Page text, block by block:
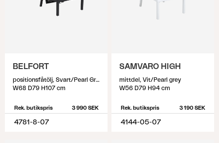
BELFORT
positionsfåtölj, Svart/Pearl Grey
W68 D79 H107 cm
Rek. butikspris 3 990 SEK
4781-8-07
SAMVARO HIGH
mittdel, Vit/Pearl grey
W56 D79 H94 cm
Rek. butikspris 3 190 SEK
4144-05-07